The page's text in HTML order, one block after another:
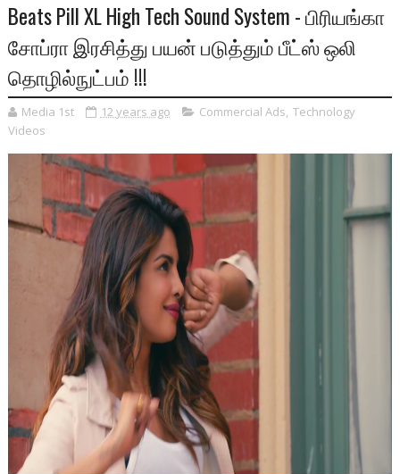
Beats Pill XL High Tech Sound System - பிரியங்கா
சோப்ரா இரசித்து பயன் படுத்தும் பீட்ஸ் ஒலி
தொழில்நுட்பம் !!!
Media 1st 12 years ago Commercial Ads, Technology
Videos